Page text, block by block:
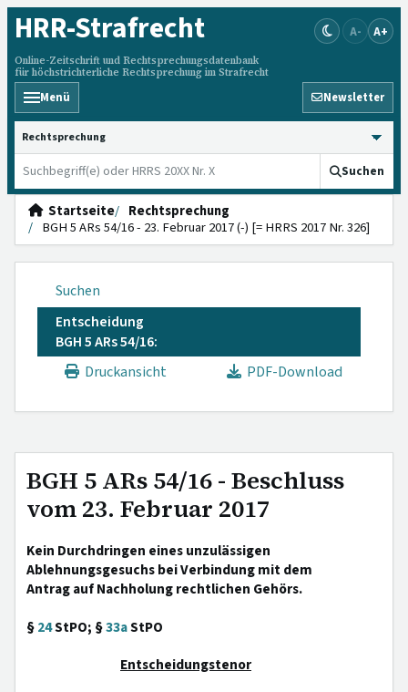
HRR-Strafrecht
Online-Zeitschrift und Rechtsprechungsdatenbank
für höchstrichterliche Rechtsprechung im Strafrecht
A- A+
Menü Newsletter
HRRS durchsuchen
Suchen
Startseite
Rechtsprechung
BGH 5 ARs 54/16 - 23. Februar 2017 (-) [= HRRS 2017 Nr. 326]
Suchen
Entscheidung
BGH 5 ARs 54/16:
Druckansicht
PDF-Download
BGH 5 ARs 54/16 - Beschluss
vom 23. Februar 2017
Kein Durchdringen eines unzulässigen
Ablehnungsgesuchs bei Verbindung mit dem
Antrag auf Nachholung rechtlichen Gehörs.
§24StPO; §33aStPO
Entscheidungstenor